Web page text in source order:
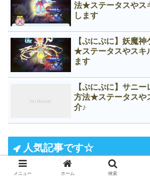
法★ステータスやス
します
【ぷにぷに】妖魔
★ステータスやスキ
ます
【ぷにぷに】サニ
方法★ステータスや
介♪
人気記事です☆
【妖怪ウォッチぷ
メニュー ホーム 検索